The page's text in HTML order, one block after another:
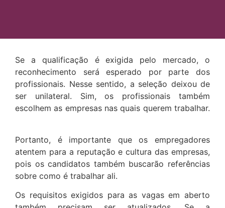
Se a qualificação é exigida pelo mercado, o
reconhecimento será esperado por parte dos
profissionais. Nesse sentido, a seleção deixou de
ser unilateral. Sim, os profissionais também
escolhem as empresas nas quais querem trabalhar.
Portanto, é importante que os empregadores
atentem para a reputação e cultura das empresas,
pois os candidatos também buscarão referências
sobre como é trabalhar ali.
Os requisitos exigidos para as vagas em aberto